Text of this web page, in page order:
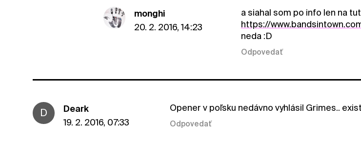
monghi
20. 2. 2016, 14:23
a siahal som po info len na
https://
neda :D
Odpovedať
D
Deark
19. 2. 2016, 07:33
Opener v poľsku nedávno vyhlásil Grimes..
Odpovedať